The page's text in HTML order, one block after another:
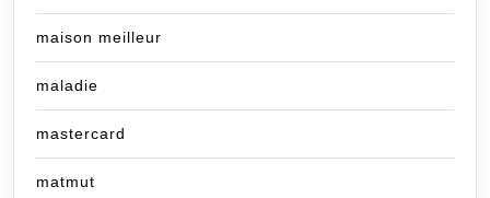
maison meilleur
maladie
mastercard
matmut